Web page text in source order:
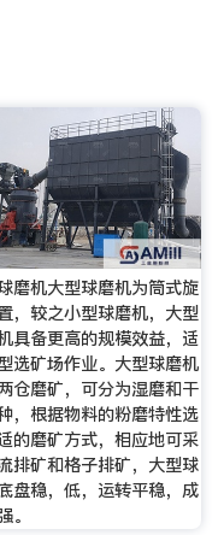
磨机大型球磨机为筒式旋
，较之小型球磨机，大型
具备更高的规模效益，适
选矿场作业。大型球磨机
仓磨矿，可分为湿磨和干
，根据物料的粉磨特性选
的磨矿方式，相应地可采
排矿和格子排矿，大型球
盘稳，低，运转平稳，成
。